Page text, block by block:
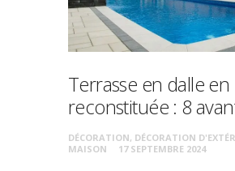
Terrasse en dalle
reconstituée : 8
DÉCORATION, DÉCORATION
MAISON
17 SEPTEMBRE 2024